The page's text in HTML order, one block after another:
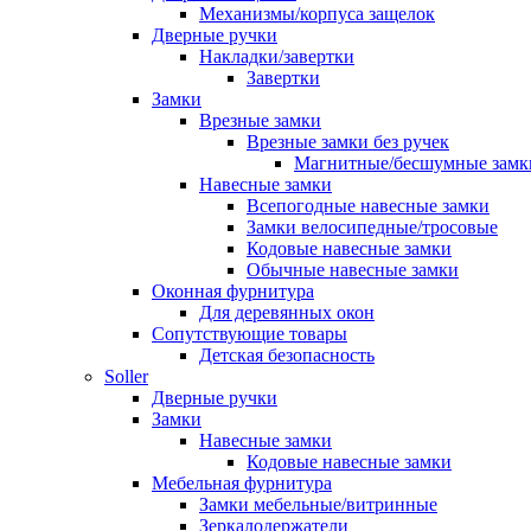
Механизмы/корпуса защелок
Дверные ручки
Накладки/завертки
Завертки
Замки
Врезные замки
Врезные замки без ручек
Магнитные/бесшумные
Навесные замки
Всепогодные навесные замки
Замки велосипедные/тросовые
Кодовые навесные замки
Обычные навесные замки
Оконная фурнитура
Для деревянных окон
Сопутствующие товары
Детская безопасность
Soller
Дверные ручки
Замки
Навесные замки
Кодовые навесные замки
Мебельная фурнитура
Замки мебельные/витринные
Зеркалодержатели